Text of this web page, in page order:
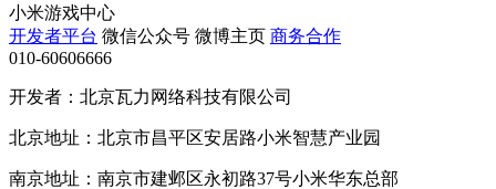
小米游戏中心
开发者平台 微信公众号 微博主页 商务合作
010-60606666
开发者：北京瓦力网络科技有限公司
北京地址：北京市昌平区安居路小米智慧产业园
南京地址：南京市建邺区永初路37号小米华东总部